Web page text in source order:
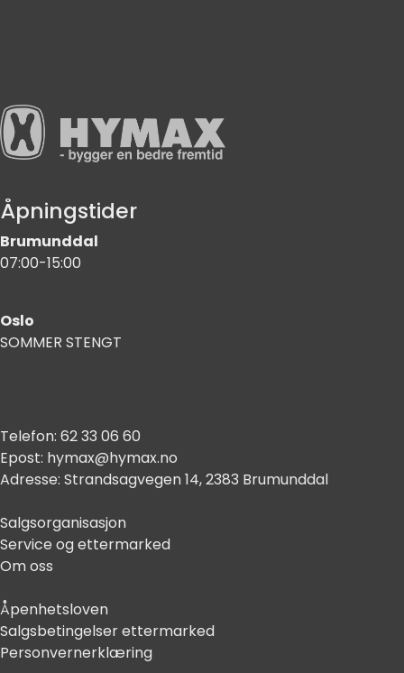
Åpningstider
Brumunddal
07:00-15:00
Oslo
SOMMER STENGT
Telefon: 62 33 06 60
Epost: hymax@hymax.no
Adresse: Strandsagvegen 14, 2383 Brumunddal
Salgsorganisasjon
Service og ettermarked
Om oss
Åpenhetsloven
Salgsbetingelser ettermarked
Personvernerklæring